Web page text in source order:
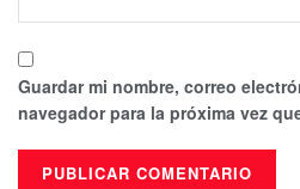
Guardar mi nombre, correo
navegador para la próxima vez